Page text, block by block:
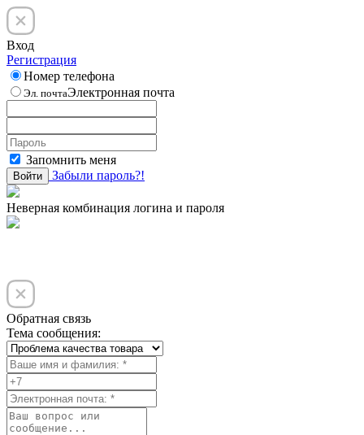
Вход
Регистрация
Номер телефона
Эл. почтаЭлектронная почта
Запомнить меня
Войти Забыли пароль?!
Неверная комбинация логина и пароля
Обратная связь
Тема сообщения: